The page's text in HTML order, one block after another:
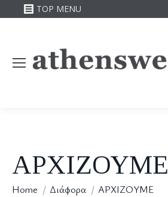
TOP MENU
ΑΡΧΙΖΟΥΜΕ
You are here:
Home Διάφορα ΑΡΧΙΖΟΥΜΕ